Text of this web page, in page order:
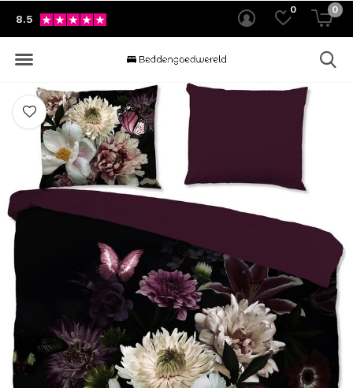
0 0
8.5